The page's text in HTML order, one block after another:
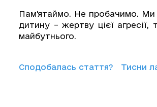
Пам'ятаймо. Не пробачимо. Ми
дитину – жертву цієї
майбутнього.
Сподобалась стаття? Тисни